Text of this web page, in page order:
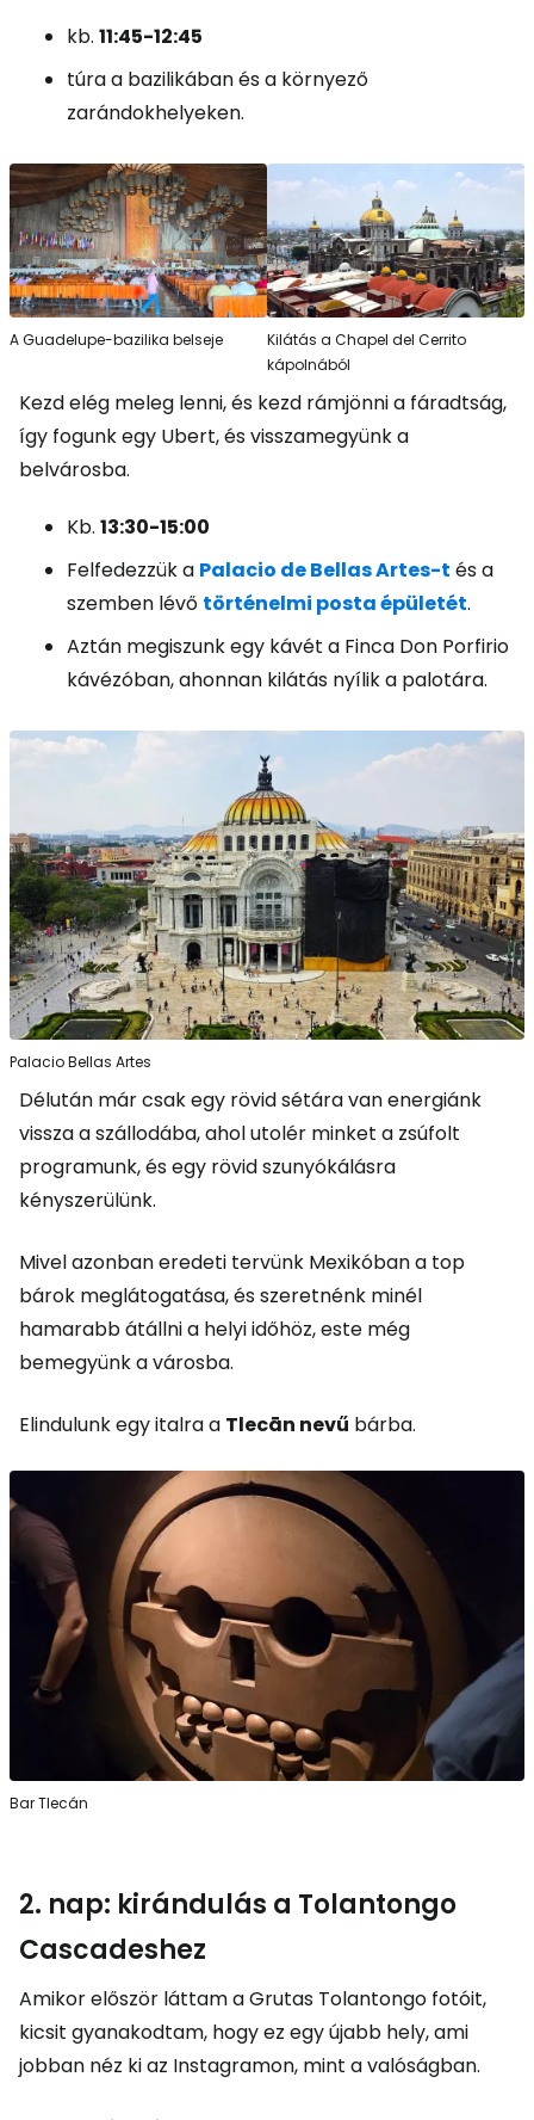
kb. 11:45-12:45
túra a bazilikában és a környező
zarándokhelyeken.
A Guadelupe-bazilika belseje
Kilátás a Chapel del Cerrito
kápolnából
Kezd elég meleg lenni, és kezd rámjönni a fáradtság,
így fogunk egy Ubert, és visszamegyünk a
belvárosba.
Kb. 13:30-15:00
Felfedezzük a Palacio de Bellas Artes-t és a
szemben lévő történelmi posta épületét.
Aztán megiszunk egy kávét a Finca Don Porfirio
kávézóban, ahonnan kilátás nyílik a palotára.
Palacio Bellas Artes
Délután már csak egy rövid sétára van energiánk
vissza a szállodába, ahol utolér minket a zsúfolt
programunk, és egy rövid szunyókálásra
kényszerülünk.
Mivel azonban eredeti tervünk Mexikóban a top
bárok meglátogatása, és szeretnénk minél
hamarabb átállni a helyi időhöz, este még
bemegyünk a városba.
Elindulunk egy italra a Tlecān nevű bárba.
Bar Tlecán
2. nap: kirándulás a Tolantongo
Cascadeshez
Amikor először láttam a Grutas Tolantongo fotóit,
kicsit gyanakodtam, hogy ez egy újabb hely, ami
jobban néz ki az Instagramon, mint a valóságban.